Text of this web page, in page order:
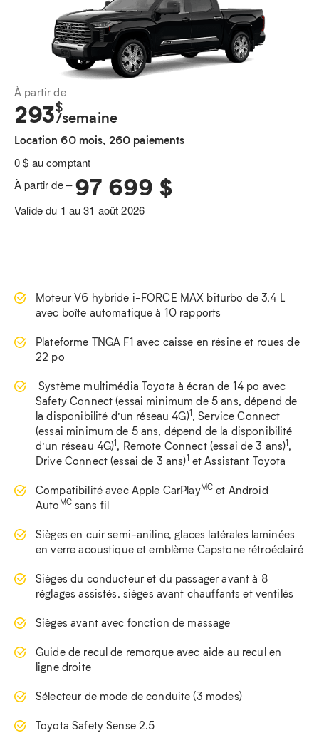
À partir de
293$
/semaine
Location 60 mois, 260 paiements
0 $ au comptant
À partir de –97 699 $
Valide du 1 au 31 août 2026
Moteur V6 hybride i-FORCE MAX biturbo de 3,4 L
avec boîte automatique à 10 rapports
Plateforme TNGA F1 avec caisse en résine et roues de
22 po
Système multimédia Toyota à écran de 14 po avec
Safety Connect (essai minimum de 5 ans, dépend de
la disponibilité d’un réseau 4G)1, Service Connect
(essai minimum de 5 ans, dépend de la disponibilité
d’un réseau 4G)1, Remote Connect (essai de 3 ans)1,
Drive Connect (essai de 3 ans)1 et Assistant Toyota
Compatibilité avec Apple CarPlayMC et Android
Auto MCsans fil
Sièges en cuir semi-aniline, glaces latérales laminées
en verre acoustique et emblème Capstone rétroéclairé
Sièges du conducteur et du passager avant à 8
réglages assistés, sièges avant chauffants et ventilés
Sièges avant avec fonction de massage
Guide de recul de remorque avec aide au recul en
ligne droite
Sélecteur de mode de conduite (3 modes)
Toyota Safety Sense 2.5